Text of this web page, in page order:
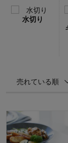
水切り
売れている順